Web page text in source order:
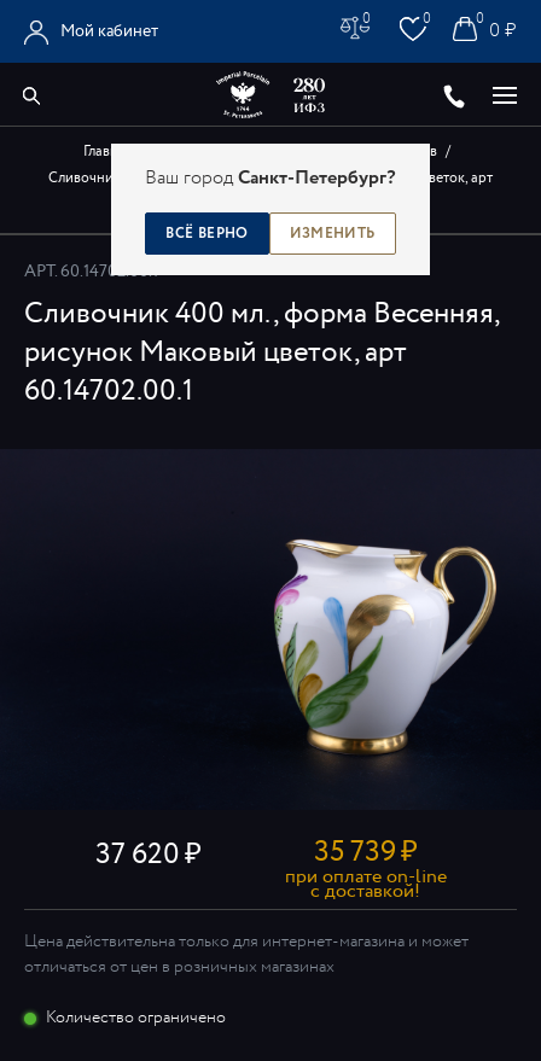
Ваш городСанкт-Петербург?
ВСЁ ВЕРНО ИЗМЕНИТЬ
Мой кабинет
0 0 0 ₽
0
Главная Авторские изделия художников /
Сливочник 400 мл., форма Весенняя, рисунок Маковый цветок, арт
АРТ.60.14702.00.1
Сливочник 400 мл., форма Весенняя,
рисунок Маковый цветок, арт
60.14702.00.1
37 620 35 739₽
при оплате on-line
c доставкой!
Цена действительна только для интернет-магазина и может
отличаться от цен в розничных магазинах
Количество ограничено